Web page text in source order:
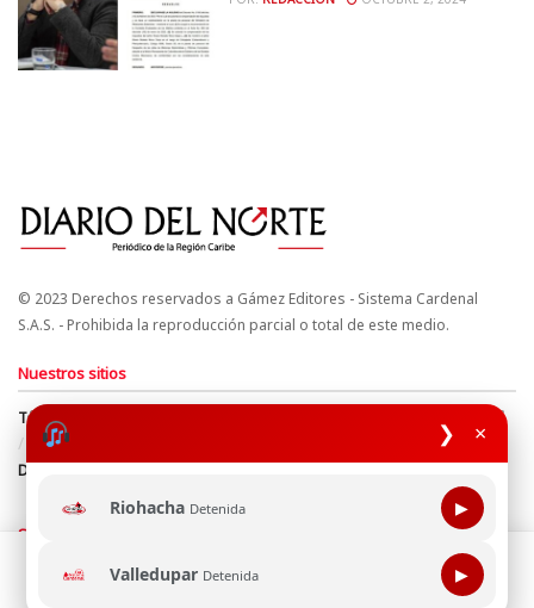
❯ ×
Riohacha Detenida ▶
Valledupar Detenida ▶
© 2023 Derechos reservados a Gámez Editores - Sistema Cardenal
S.A.S. - Prohibida la reproducción parcial o total de este medio.
Nuestros sitios
Términos y Condiciones
Derechos de Autor y Propiedad Intelectual
Política de uso de cookies
Política de Tratamiento de Datos
Directrices Editoriales
Síguenos
Esta página web usa cookie para mejorar tu experiencia de
navegación, al continuar aceptas nuestra política de uso de